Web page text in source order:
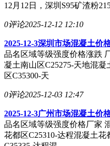
12月12日，深圳S95矿渣粉
0评论2025-12-12 12:10
2025-12-3深圳市场混凝土价
品名区域等级强度价格涨跌
凝土南山区C25275-天地混
区C35300-天
0评论2025-12-03 12:47
2025-12-3广州市场混凝土价
品名区域等级强度价格厂家
花都区C25310-达程混凝土